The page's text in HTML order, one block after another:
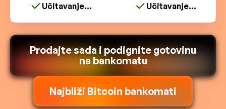
Učitavanje... Učitavanje...
Prodajte sada i podignite gotovinu
na bankomatu
Najbliži Bitcoin bankomati